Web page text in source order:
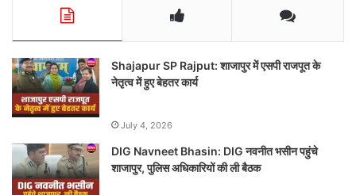
Shajapur SP Rajput: शाजापुर में एसपी राजपूत के
नेतृत्व में हुए बेहतर कार्य
July 4, 2026
DIG Navneet Bhasin: DIG नवनीत भसीन पहुंचे
शाजापुर, पुलिस अधिकारियों की ली बैठक